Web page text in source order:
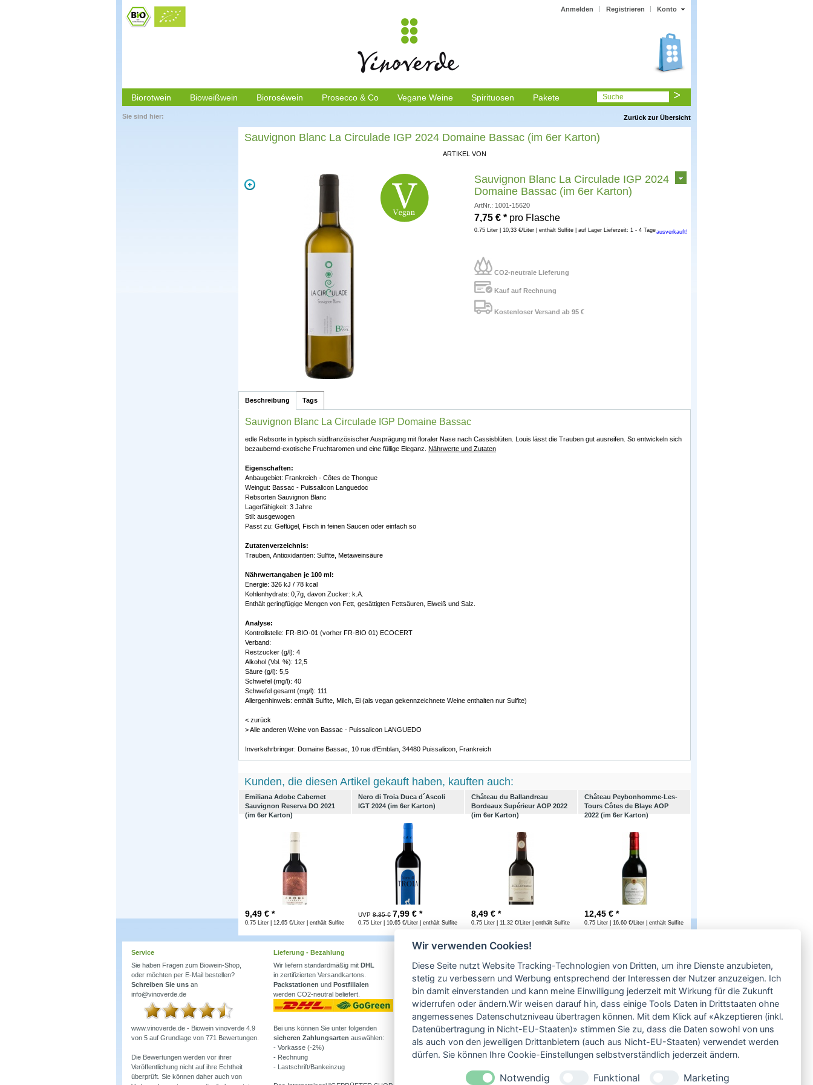
Konto
Anmelden Registrieren
Biorotwein Bioweißwein Bioroséwein Prosecco & Co Vegane Weine Spirituosen Pakete Suche
Sie sind hier: Zurück zur Übersicht
Sauvignon Blanc La Circulade IGP 2024 Domaine Bassac (im 6er Karton)
ARTIKEL VON
Sauvignon Blanc La Circulade IGP 2024
Domaine Bassac (im 6er Karton)
ArtNr.: 1001-15620
7,75 € * pro Flasche
0.75 Liter | 10,33 €/Liter | enthält Sulfite | auf Lager Lieferzeit: 1 - 4 Tageausverkauft!
CO2-neutrale Lieferung
Kauf auf Rechnung
Kostenloser Versand ab 95 €
Beschreibung Tags
Sauvignon Blanc La Circulade IGP Domaine Bassac
edle Rebsorte in typisch südfranzösischer Ausprägung mit floraler Nase nach Cassisblüten. Louis lässt die Trauben gut ausreifen. So entwickeln sich
bezaubernd-exotische Fruchtaromen und eine füllige Eleganz. Nährwerte und Zutaten
Eigenschaften:
Anbaugebiet: Frankreich - Côtes de Thongue
Weingut: Bassac - Puissalicon Languedoc
Rebsorten Sauvignon Blanc
Lagerfähigkeit: 3 Jahre
Stil: ausgewogen
Passt zu: Geflügel, Fisch in feinen Saucen oder einfach so
Zutatenverzeichnis:
Trauben, Antioxidantien: Sulfite, Metaweinsäure
Nährwertangaben je 100 ml:
Energie: 326 kJ / 78 kcal
Kohlenhydrate: 0,7g, davon Zucker: k.A.
Enthält geringfügige Mengen von Fett, gesättigten Fettsäuren, Eiweiß und Salz.
Analyse:
Kontrollstelle: FR-BIO-01 (vorher FR-BIO 01) ECOCERT
Verband:
Restzucker (g/l): 4
Alkohol (Vol. %): 12,5
Säure (g/l): 5,5
Schwefel (mg/l): 40
Schwefel gesamt (mg/l): 111
Allergenhinweis: enthält Sulfite, Milch, Ei (als vegan gekennzeichnete Weine enthalten nur Sulfite)
< zurück
> Alle anderen Weine von Bassac - Puissalicon LANGUEDO
Inverkehrbringer: Domaine Bassac, 10 rue d'Emblan, 34480 Puissalicon, Frankreich
Kunden, die diesen Artikel gekauft haben, kauften auch:
Emiliana Adobe Cabernet
Sauvignon Reserva DO 2021
(im 6er Karton)
9,49 € *
0.75 Liter | 12,65 €/Liter | enthält Sulfite
Nero di Troia Duca d´Ascoli
IGT 2024 (im 6er Karton)
UVP 8,35 € 7,99 € *
0.75 Liter | 10,65 €/Liter | enthält Sulfite
Château du Ballandreau
Bordeaux Supérieur AOP 2022
(im 6er Karton)
8,49 € *
0.75 Liter | 11,32 €/Liter | enthält Sulfite
Château Peybonhomme-Les-
Tours Côtes de Blaye AOP
2022 (im 6er Karton)
12,45 € *
0.75 Liter | 16,60 €/Liter | enthält Sulfite
Service
Sie haben Fragen zum Biowein-Shop,
oder möchten per E-Mail bestellen?
Schreiben Sie uns an
info@vinoverde.de
www.vinoverde.de - Biowein vinoverde 4.9
von 5 auf Grundlage von 771 Bewertungen.
Die Bewertungen werden vor ihrer
Veröffentlichung nicht auf ihre Echtheit
überprüft. Sie können daher auch von
Lieferung - Bezahlung
Wir liefern standardmäßig mit DHL
in zertifizierten Versandkartons.
Packstationen und Postfilialen
werden CO2-neutral beliefert.
Bei uns können Sie unter folgenden
sicheren Zahlungsarten auswählen:
- Vorkasse (-2%)
- Rechnung
- Lastschrift/Bankeinzug
Wissenswertes
Erfahren Sie mehr über
Biowein in unserem Blog
oder Folgen Sie uns!
Facebook
Instagram
Veganer Wein
Neben einem ausgesuchten Sortiment an
Biowein, Biospirituosen und Biofeinkost bieten
wir Ihnen u.a. folgende
Vorteile
große Auswahl
nur 5,79 EUR Versand (DE)
ab 95 EUR frei Haus (DE)
14 Tage Rückgaberecht
sichere Zahlung
Kauf auf Rechnung
Bio-zertifizierter Shop
Wir verwenden Cookies!
Diese Seite nutzt Website Tracking-Technologien von Dritten, um ihre Dienste anzubieten,
stetig zu verbessern und Werbung entsprechend der Interessen der Nutzer anzuzeigen. Ich
bin damit einverstanden und kann meine Einwilligung jederzeit mit Wirkung für die Zukunft
widerrufen oder ändern.Wir weisen darauf hin, dass einige Tools Daten in Drittstaaten ohne
angemessenes Datenschutzniveau übertragen können. Mit dem Klick auf «Akzeptieren (inkl.
Datenübertragung in Nicht-EU-Staaten)» stimmen Sie zu, dass die Daten sowohl von uns
als auch von den jeweiligen Drittanbietern (auch aus Nicht-EU-Staaten) verwendet werden
dürfen. Sie können Ihre Cookie-Einstellungen selbstverständlich jederzeit ändern.
Notwendig Funktional Marketing